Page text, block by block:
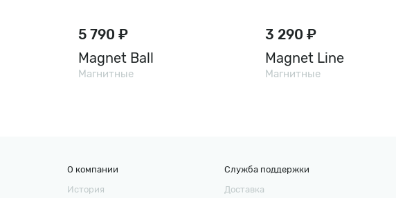
5 790 ₽
Magnet Ball
Магнитные
3 290 ₽
Magnet Line
Магнитные
О компании
История
Служба поддержки
Доставка